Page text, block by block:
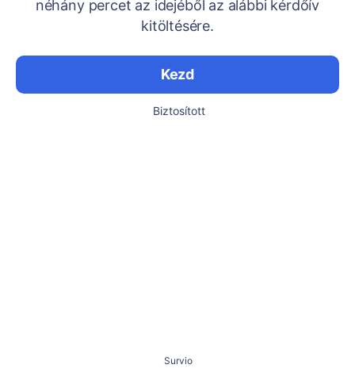
néhány percet az idejéből az alábbi kérdőív
kitöltésére.
Kezd
Biztosított
Survio